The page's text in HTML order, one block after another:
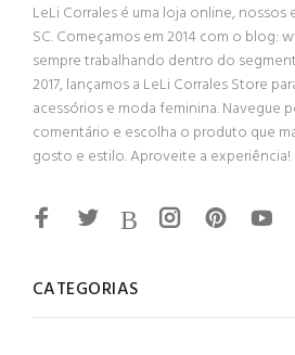
LeLi Corrales é uma loja online, nossos
SC. Começamos em 2014 com o blog:
sempre trabalhando dentro do
2017, lançamos a LeLi Corrales Store
acessórios e moda feminina. Navegue
comentário e escolha o produto que
gosto e estilo. Aproveite a experiência!
CATEGORIAS